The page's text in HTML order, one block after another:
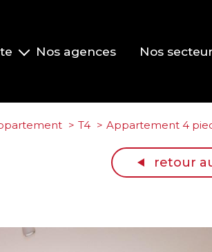
Nos agences Nos
La Roche-Vineuse
T4 Appartement 4
retour